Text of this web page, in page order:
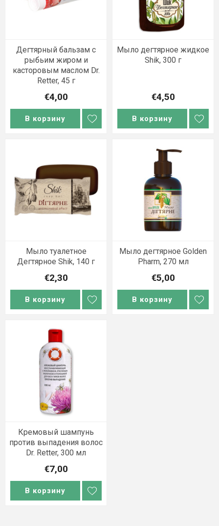
Дегтярный бальзам с
рыбьим жиром и
касторовым маслом Dr.
Retter, 45 г
€4,00
В корзину
Мыло дегтярное жидкое
Shik, 300 г
€4,50
В корзину
Мыло туалетное
Дегтярное Shik, 140 г
€2,30
В корзину
Мыло дегтярное Golden
Pharm, 270 мл
€5,00
В корзину
Кремовый шампунь
против выпадения волос
Dr. Retter, 300 мл
€7,00
В корзину